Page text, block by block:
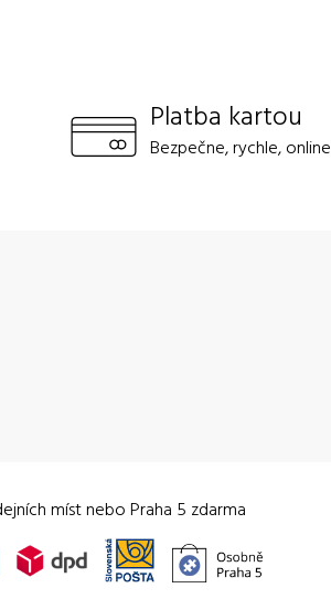
Platba kartou
Bezpečne, rychle, online
míst nebo Praha 5 zdarma